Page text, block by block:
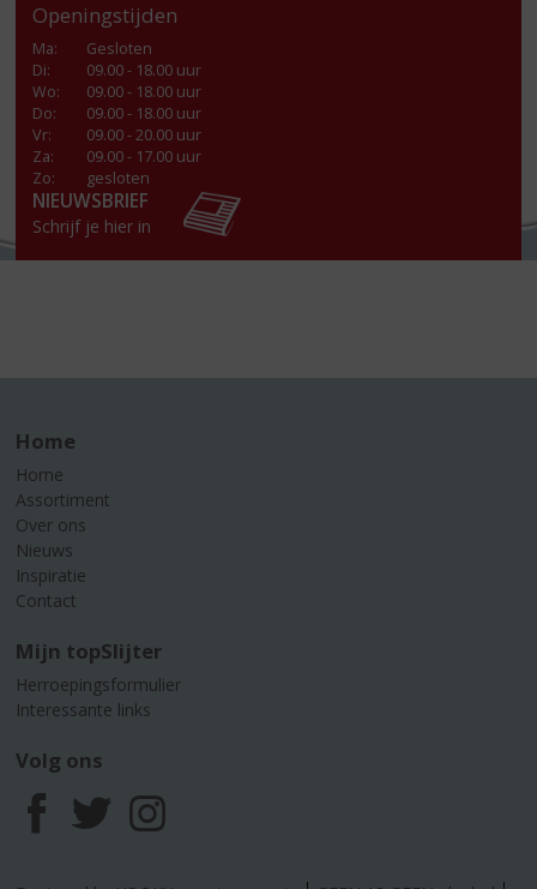
Openingstijden
Ma:
Gesloten
Di:
09.00 - 18.00 uur
Wo:
09.00 - 18.00 uur
Do:
09.00 - 18.00 uur
Vr:
09.00 - 20.00 uur
Za:
09.00 - 17.00 uur
Zo:
gesloten
NIEUWSBRIEF
Schrijf je hier in
Home
Home
Assortiment
Over ons
Nieuws
Inspiratie
Contact
Mijn topSlijter
Herroepingsformulier
Interessante links
Volg ons
F
a
T
w
I
n